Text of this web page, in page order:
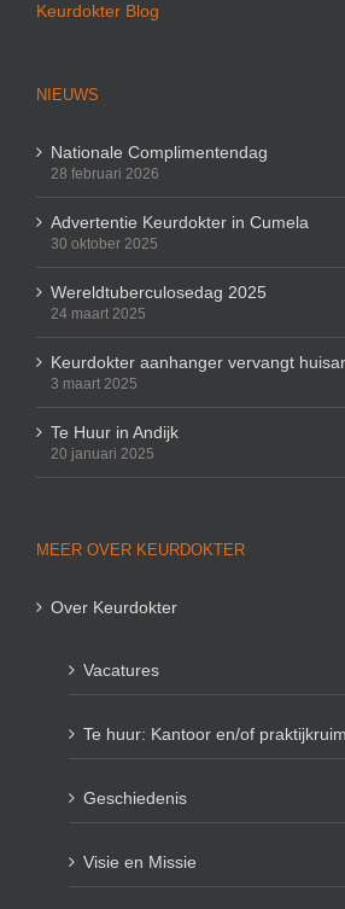
Keurdokter Blog
NIEUWS
Nationale Complimentendag
28 februari 2026
Advertentie Keurdokter in Cumela
30 oktober 2025
Wereldtuberculosedag 2025
24 maart 2025
Keurdokter aanhanger vervangt
3 maart 2025
Te Huur in Andijk
20 januari 2025
MEER OVER KEURDOKTER
Over Keurdokter
Vacatures
Te huur: Kantoor en/of
Geschiedenis
Visie en Missie